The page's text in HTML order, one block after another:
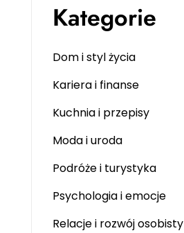
Kategorie
Dom i styl życia
Kariera i finanse
Kuchnia i przepisy
Moda i uroda
Podróże i turystyka
Psychologia i emocje
Relacje i rozwój osobisty